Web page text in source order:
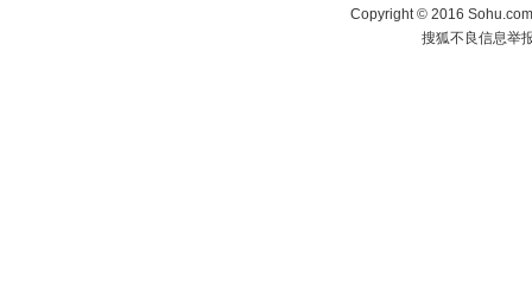
Copyright©2016
搜狐不良信息举